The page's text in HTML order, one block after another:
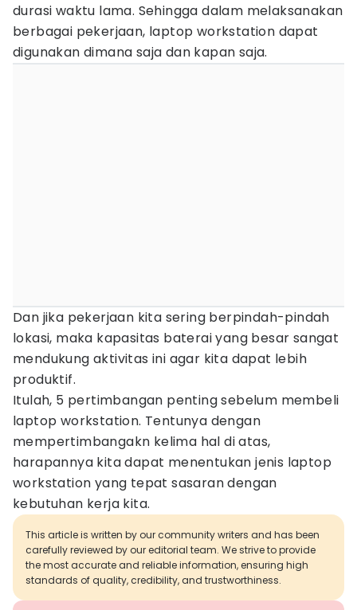
durasi waktu lama. Sehingga dalam melaksanakan
berbagai pekerjaan, laptop workstation dapat
digunakan dimana saja dan kapan saja.
Dan jika pekerjaan kita sering berpindah-pindah
lokasi, maka kapasitas baterai yang besar sangat
mendukung aktivitas ini agar kita dapat lebih
produktif.
Itulah, 5 pertimbangan penting sebelum membeli
laptop workstation. Tentunya dengan
mempertimbangakn kelima hal di atas,
harapannya kita dapat menentukan jenis laptop
workstation yang tepat sasaran dengan
kebutuhan kerja kita.
This article is written by our community writers and has been
carefully reviewed by our editorial team. We strive to provide
the most accurate and reliable information, ensuring high
standards of quality, credibility, and trustworthiness.